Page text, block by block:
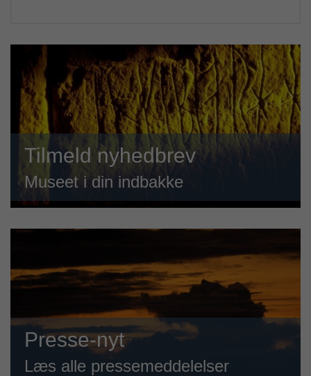
Tilmeld nyhedbrev
Museet i din indbakke
Presse-nyt
Læs alle pressemeddelelser